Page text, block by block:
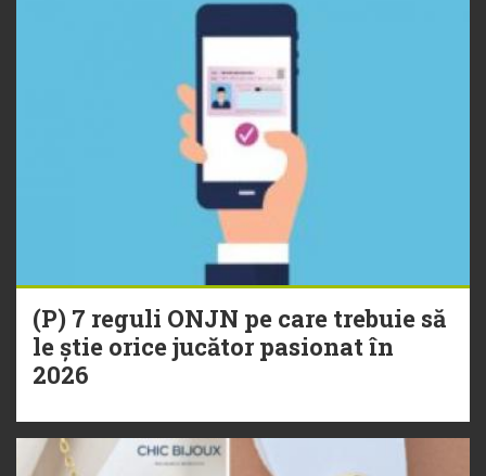
(P) 7 reguli ONJN pe care trebuie să
le știe orice jucător pasionat în
2026